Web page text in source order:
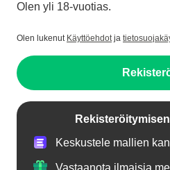
Olen yli 18-vuotias.
Olen lukenut Käyttöehdotja
Keskustele mallien
Vastaanota ilmaisia